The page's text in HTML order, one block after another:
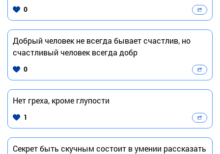
0
Добрый человек не всегда бывает счастлив, но
счастливый человек всегда добр
0
Нет греха, кроме глупости
1
Секрет быть скучным состоит в умении рассказать